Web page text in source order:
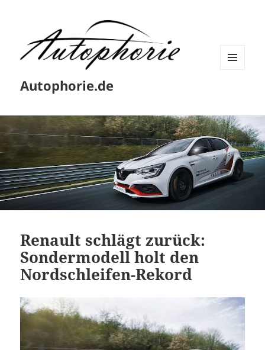
Autophorie.de
Renault schlägt zurück:
Sondermodell holt den
Nordschleifen-Rekord